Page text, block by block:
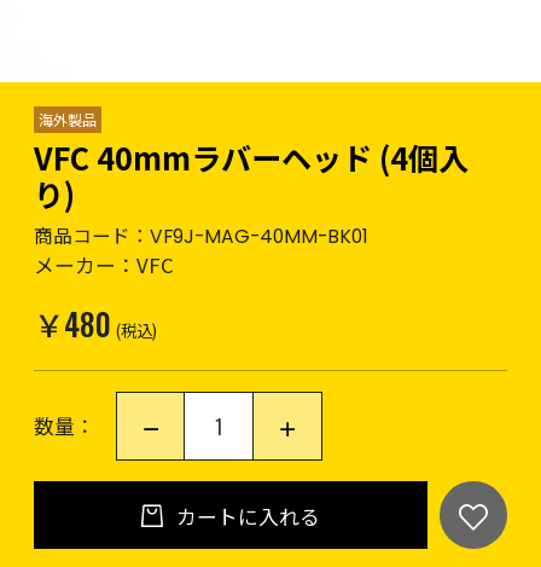
海外製品
VFC 40mmラバーヘッド (4個入
り)
商品コード： VF9J-MAG-40MM-BK01
メーカー： VFC
￥480 (税込)
数量：
カートに入れる